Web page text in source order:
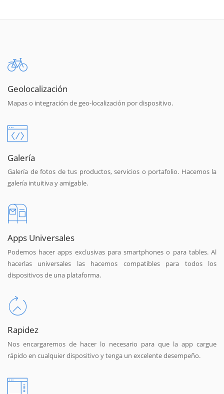
Geolocalización
Mapas o integración de geo-localización por dispositivo.
Galería
Galería de fotos de tus productos, servicios o portafolio. Hacemos la
galería intuitiva y amigable.
Apps Universales
Podemos hacer apps exclusivas para smartphones o para tables. Al
hacerlas universales las hacemos compatibles para todos los
dispositivos de una plataforma.
Rapidez
Nos encargaremos de hacer lo necesario para que la app cargue
rápido en cualquier dispositivo y tenga un excelente desempeño.